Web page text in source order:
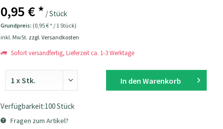
0,95 € * / Stück
Grundpreis: (0,95 € * / 1 Stück)
inkl. MwSt. zzgl. Versandkosten
Sofort versandfertig, Lieferzeit ca. 1-3 Werktage
In den Warenkorb
Verfügbarkeit:100 Stück
Fragen zum Artikel?